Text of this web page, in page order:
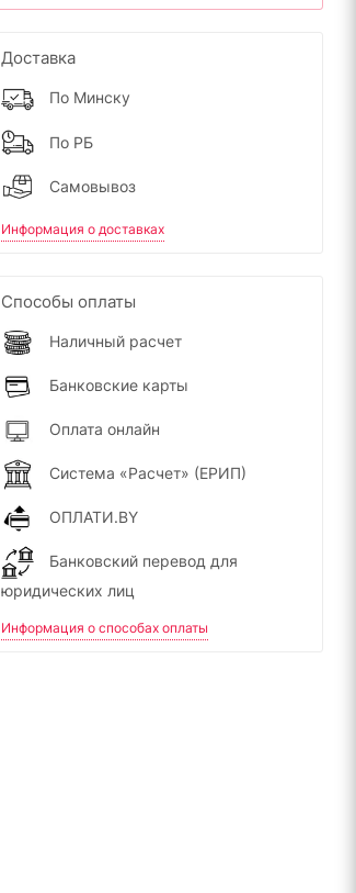
Доставка
По Минску
По РБ
Самовывоз
Информация о доставках
Способы оплаты
Наличный расчет
Банковские карты
Оплата онлайн
Система «Расчет» (ЕРИП)
ОПЛАТИ.BY
Банковский перевод для
юридических лиц
Информация о способах оплаты